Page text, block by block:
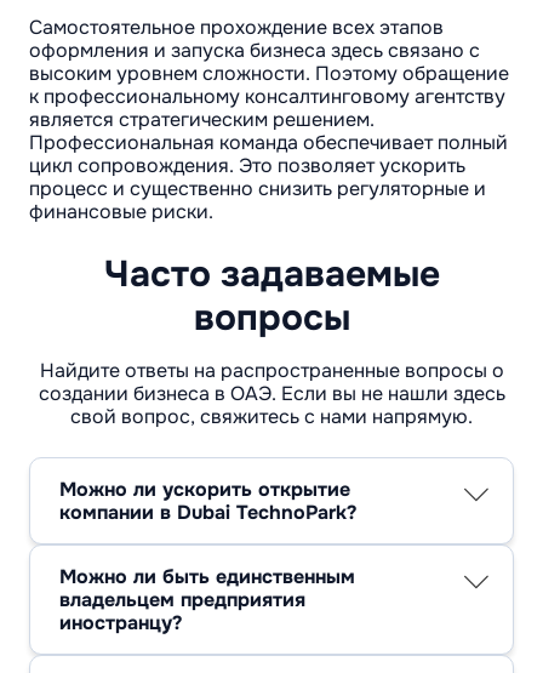
Самостоятельное прохождение всех этапов
оформления и запуска бизнеса здесь связано с
высоким уровнем сложности. Поэтому обращение
к профессиональному консалтинговому агентству
является стратегическим решением.
Профессиональная команда обеспечивает полный
цикл сопровождения. Это позволяет ускорить
процесс и существенно снизить регуляторные и
финансовые риски.
Часто задаваемые
вопросы
Найдите ответы на распространенные вопросы о
создании бизнеса в ОАЭ. Если вы не нашли здесь
свой вопрос, свяжитесь с нами напрямую.
Можно ли ускорить открытие
компании в Dubai TechnoPark?
собственности прозрачна и отсутствуют
риски комплаенса. Ускоренный режим
действует при стандартном типе
лицензирования и электронной подачи.
Можно ли быть единственным
владельцем предприятия
иностранцу?